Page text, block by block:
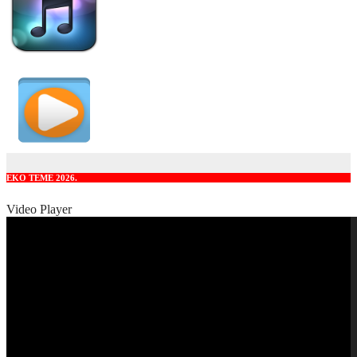
EKO TEME 2026.
Video Player